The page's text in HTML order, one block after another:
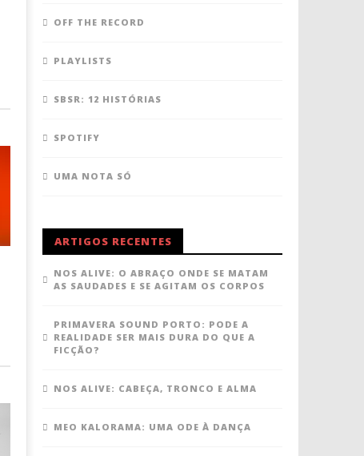
OFF THE RECORD
PLAYLISTS
SBSR: 12 HISTÓRIAS
SPOTIFY
UMA NOTA SÓ
ARTIGOS RECENTES
NOS ALIVE: O ABRAÇO ONDE SE MATAM
AS SAUDADES E SE AGITAM OS CORPOS
PRIMAVERA SOUND PORTO: PODE A
REALIDADE SER MAIS DURA DO QUE A
FICÇÃO?
NOS ALIVE: CABEÇA, TRONCO E ALMA
MEO KALORAMA: UMA ODE À DANÇA